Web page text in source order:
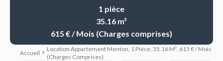
1 pièce
35.16 m²
615 € / Mois (Charges comprises)
Accueil
Location Appartement Menton, 1 Pièce, 35.16 M², 615 € / Mois
(Charges Comprises)